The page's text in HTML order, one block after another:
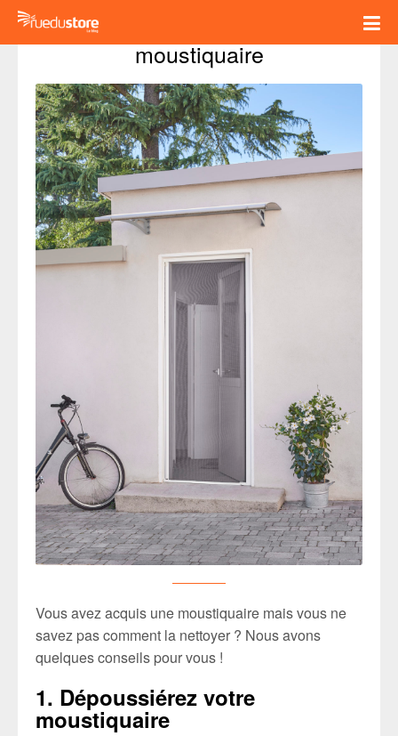
5 méthodes pour nettoyer sa
moustiquaire
Vous avez acquis une moustiquaire mais vous ne
savez pas comment la nettoyer ? Nous avons
quelques conseils pour vous !
1. Dépoussiérez votre
moustiquaire